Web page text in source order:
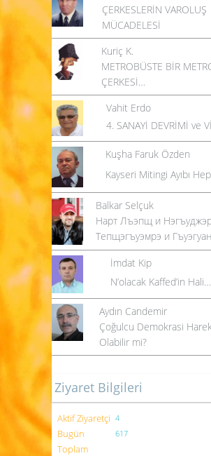
ÇERKESLERİN VAROLUŞ
MÜCADELESİ
Kuriç K.
METROBÜSTE BİR
ÇERKESİ…
Vahit Erdo
4. SANAYİ DEVRİMİ ve
Kuşha Faruk Özden
Kayseri Mitingi Ayıbı
Balkar Selçuk
Нарт Лъэпщ и
Тепщэгъуэмрэ и
İmdat Kip
N’olacak Kaffed’in Hali…
Aydın Candemir
Çoğulcu Demokrasi
Olabilir mi?
Ziyaret Bilgileri
Aktif Ziyaretçi 4
Bugün
Toplam
617